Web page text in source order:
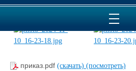
приказ.pdf (скачать) (посмотреть)